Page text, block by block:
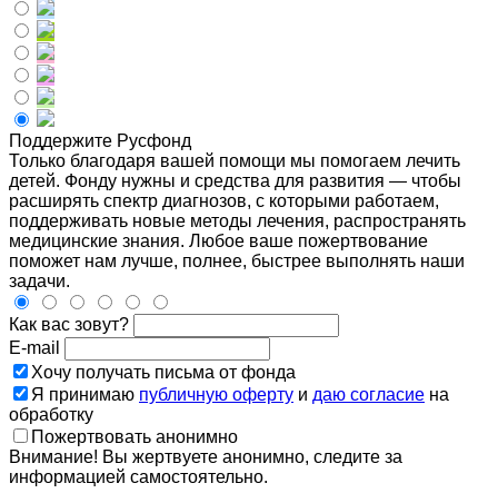
Поддержите Русфонд
Только благодаря вашей помощи мы помогаем лечить
детей. Фонду нужны и средства для развития — чтобы
расширять спектр диагнозов, с которыми работаем,
поддерживать новые методы лечения, распространять
медицинские знания. Любое ваше пожертвование
поможет нам лучше, полнее, быстрее выполнять наши
задачи.
Как вас зовут?
E-mail
Хочу получать письма от фонда
Я принимаю публичную оферту и даю согласие на
обработку
Пожертвовать анонимно
Внимание! Вы жертвуете анонимно, следите за
информацией самостоятельно.